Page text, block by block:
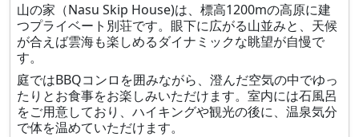
山の家（Nasu Skip House)は、標高1200mの高原に建
つプライベート別荘です。眼下に広がる山並みと、天候
が合えば雲海も楽しめるダイナミックな眺望が自慢で
す。
庭ではBBQコンロを囲みながら、澄んだ空気の中でゆっ
たりとお食事をお楽しみいただけます。室内には石風呂
をご用意しており、ハイキングや観光の後に、温泉気分
で体を温めていただけます。